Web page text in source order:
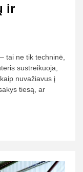
ir
tai ne tik techninė,
sustreikuoja,
nuvažiavus į
tiesą, ar